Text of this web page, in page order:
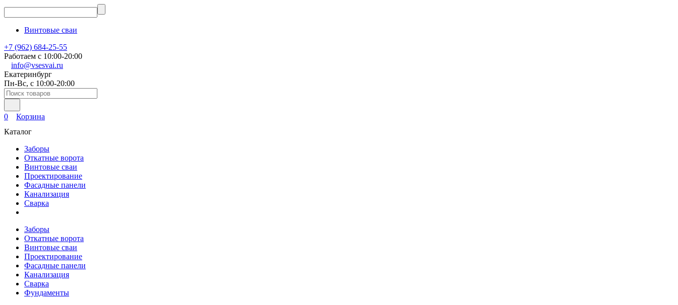
Винтовые сваи
+7 (962) 684-25-55
Работаем с 10:00-20:00
info@vsesvai.ru
Екатеринбург
Пн-Вс, с 10:00-20:00
0
Корзина
Каталог
Заборы
Откатные ворота
Винтовые сваи
Проектирование
Фасадные панели
Канализация
Сварка
Заборы
Откатные ворота
Винтовые сваи
Проектирование
Фасадные панели
Канализация
Сварка
Фундаменты